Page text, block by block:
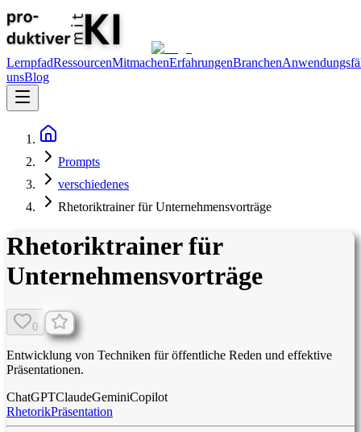
LernpfadRessourcenMitmachenErfahrungenBranchen
unsBlog
Prompts
verschiedenes
Rhetoriktrainer für Unternehmensvorträge
Rhetoriktrainer für
Unternehmensvorträge
0
Entwicklung von Techniken für öffentliche Reden und effektive
Präsentationen.
ChatGPTClaudeGeminiCopilot
RhetorikPräsentation